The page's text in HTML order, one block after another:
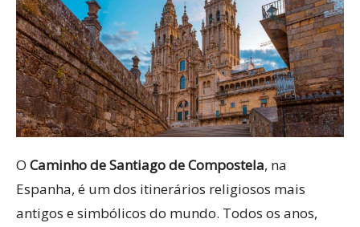
O Caminho de Santiago de Compostela, na
Espanha, é um dos itinerários religiosos mais
antigos e simbólicos do mundo. Todos os anos,